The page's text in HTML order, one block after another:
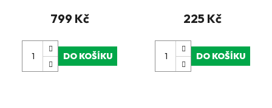
799 Kč
DO KOŠÍKU
225 Kč
DO KOŠÍKU